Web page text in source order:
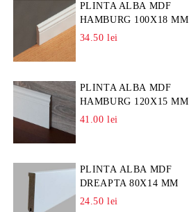
PLINTA ALBA MDF
HAMBURG 100X18 MM
34.50 lei
PLINTA ALBA MDF
HAMBURG 120X15 MM
41.00 lei
PLINTA ALBA MDF
DREAPTA 80X14 MM
24.50 lei